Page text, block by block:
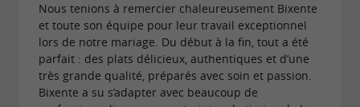
Nous tenions à remercier chaleureusement Bixente
et toute son équipe pour leur travail exceptionnel
lors de notre mariage. Du début à la fin, tout a été
parfait : des plats délicieux, authentiques et d’une
très grande qualité, préparés avec soin et passion.
Bixente a su s’adapter avec beaucoup de